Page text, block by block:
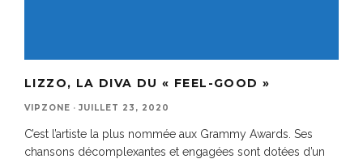
LIZZO, LA DIVA DU « FEEL-GOOD »
VIPZONE · JUILLET 23, 2020
C’est l’artiste la plus nommée aux Grammy Awards. Ses
chansons décomplexantes et engagées sont dotées d’un